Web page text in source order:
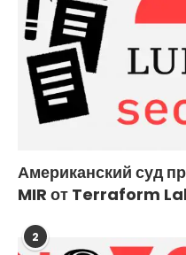
Американский суд
MIR от Terraform
2